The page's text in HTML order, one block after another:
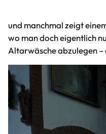
und manchmal zeigt
wo man doch eigentlich
Altarwäsche abzulegen